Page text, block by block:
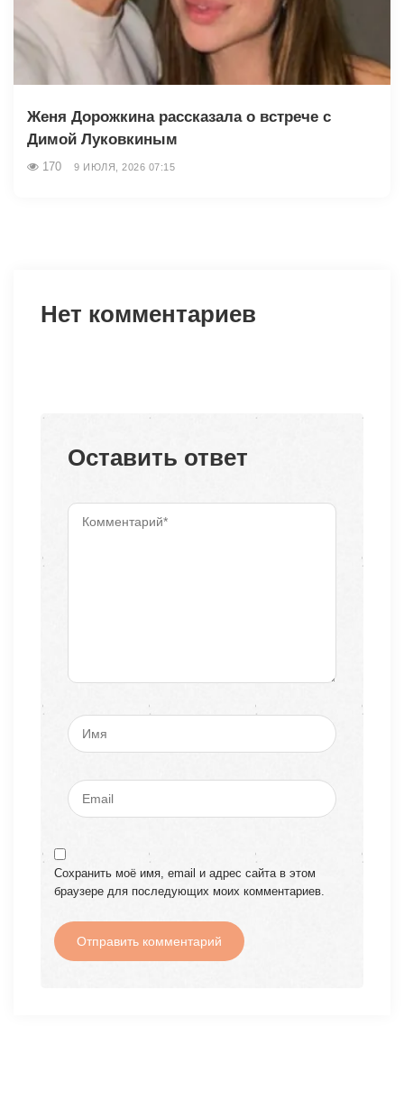
Женя Дорожкина рассказала о встрече с
Димой Луковкиным
170 9 ИЮЛЯ, 2026 07:15
Нет комментариев
Оставить ответ
Сохранить моё имя, email и адрес сайта в этом
браузере для последующих моих комментариев.